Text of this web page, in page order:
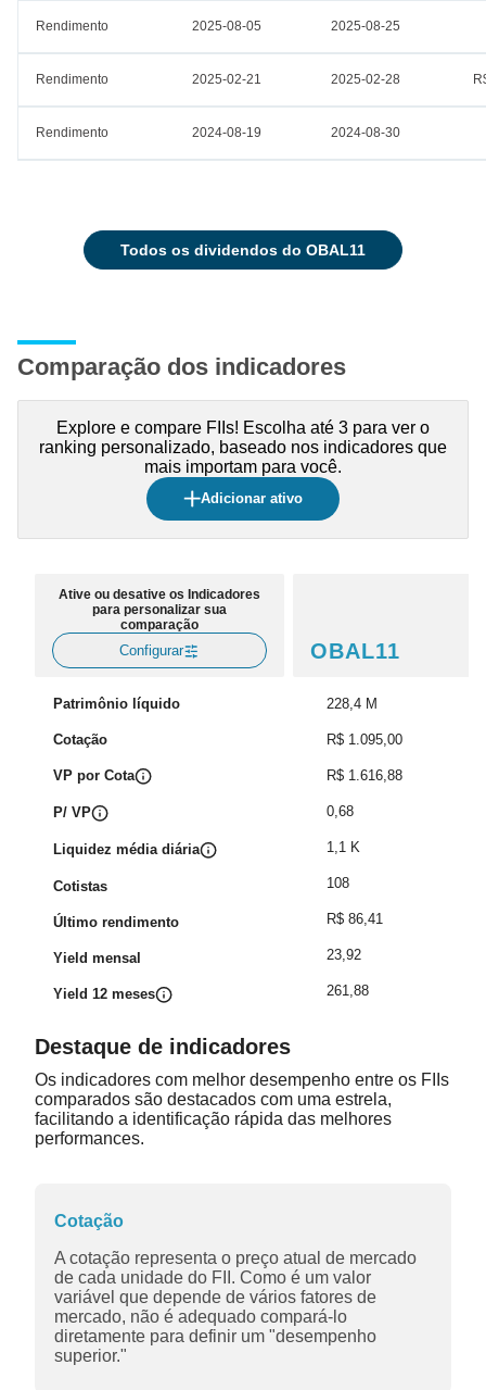
Rendimento 2025-08-05 2025-08-25
Rendimento 2025-02-21 2025-02-28
Rendimento 2024-08-19 2024-08-30
todos os dividendos do OBAL11
Comparação dos indicadores
Explore e compare FIIs! Escolha até 3 para ver o
ranking personalizado, baseado nos indicadores que
mais importam para você.
Adicionar ativo
Ative ou desative os Indicadores
para personalizar sua
comparação
Configurar
Patrimônio líquido
Cotação
VP por Cota
P/ VP
Liquidez média diária
Cotistas
Último rendimento
Yield mensal
Yield 12 meses
OBAL11
228,4 M
R$ 1.095,00
R$ 1.616,88
0,68
1,1 K
108
R$ 86,41
23,92
261,88
Destaque de indicadores
Os indicadores com melhor desempenho entre os FIIs
comparados são destacados com uma estrela,
facilitando a identificação rápida das melhores
performances.
Cotação
A cotação representa o preço atual de mercado
de cada unidade do FII. Como é um valor
variável que depende de vários fatores de
mercado, não é adequado compará-lo
diretamente para definir um "desempenho
superior."